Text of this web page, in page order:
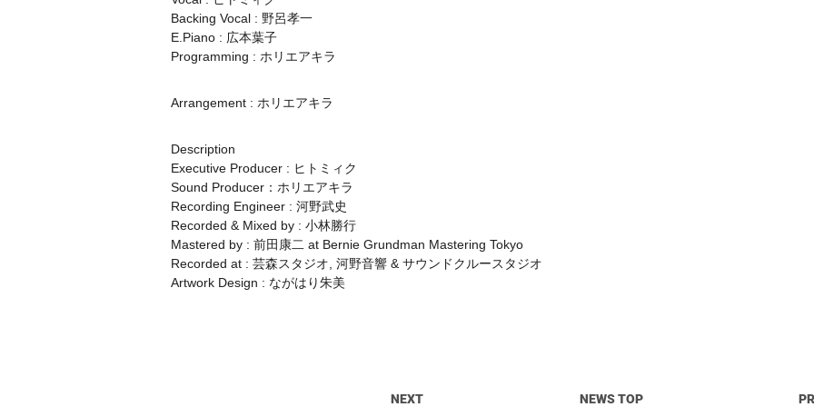
Backing Vocal : 野呂孝一
E.Piano : 広本葉子
Programming : ホリエアキラ
Arrangement : ホリエアキラ
Description
Executive Producer : ヒトミィク
Sound Producer：ホリエアキラ
Recording Engineer : 河野武史
Recorded & Mixed by : 小林勝行
Mastered by : 前田康二 at Bernie Grundman Mastering Tokyo
Recorded at : 芸森スタジオ, 河野音響 & サウンドクルースタジオ
Artwork Design : ながはり朱美
NEXT NEWS TOP